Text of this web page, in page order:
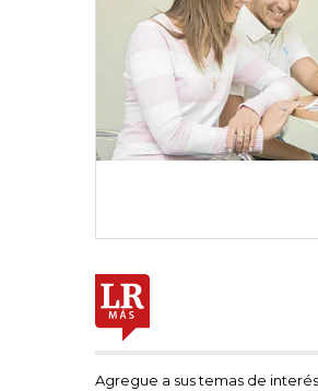
Agregue a sus temas de interés